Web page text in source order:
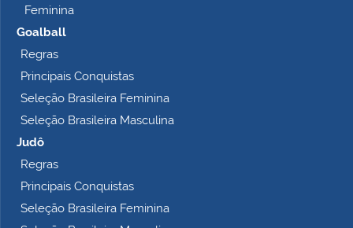
Feminina
Goalball
Regras
Principais Conquistas
Seleção Brasileira Feminina
Seleção Brasileira Masculina
Judô
Regras
Principais Conquistas
Seleção Brasileira Feminina